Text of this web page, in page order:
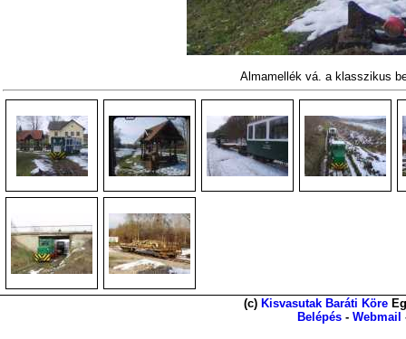
Almamellék vá. a klasszikus
(c) Kisvasutak Baráti Köre
Belépés - Webmail